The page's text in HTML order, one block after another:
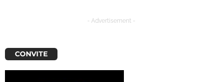
- Advertisement -
CONVITE